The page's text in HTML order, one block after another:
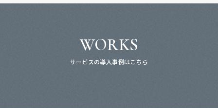
WORKS
サービスの導入事例はこちら